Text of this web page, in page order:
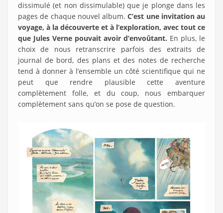
dissimulé (et non dissimulable) que je plonge dans les
pages de chaque nouvel album.C’est une invitation au
voyage, à la découverte et à l’exploration, avec tout ce
que Jules Verne pouvait avoir d’envoûtant. En plus, le
choix de nous retranscrire parfois des extraits de
journal de bord, des plans et des notes de recherche
tend à donner à l’ensemble un côté scientifique qui ne
peut que rendre plausible cette aventure
complètement folle, et du coup, nous embarquer
complètement sans qu’on se pose de question.